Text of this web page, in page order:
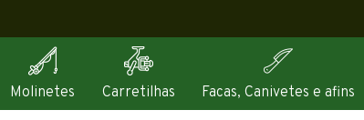
Molinetes Carretilhas Facas, Canivetes e afins